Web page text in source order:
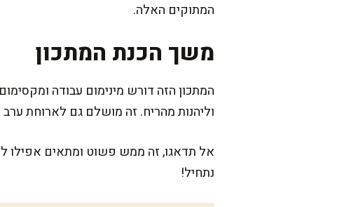
המתוקים האלה.
משך הכנת המתכון
וליהנות מהריח. זה מושלם גם לארוחת
אל תדאגו, זה ממש פשוט ומתאים אפילו
נתחיל!